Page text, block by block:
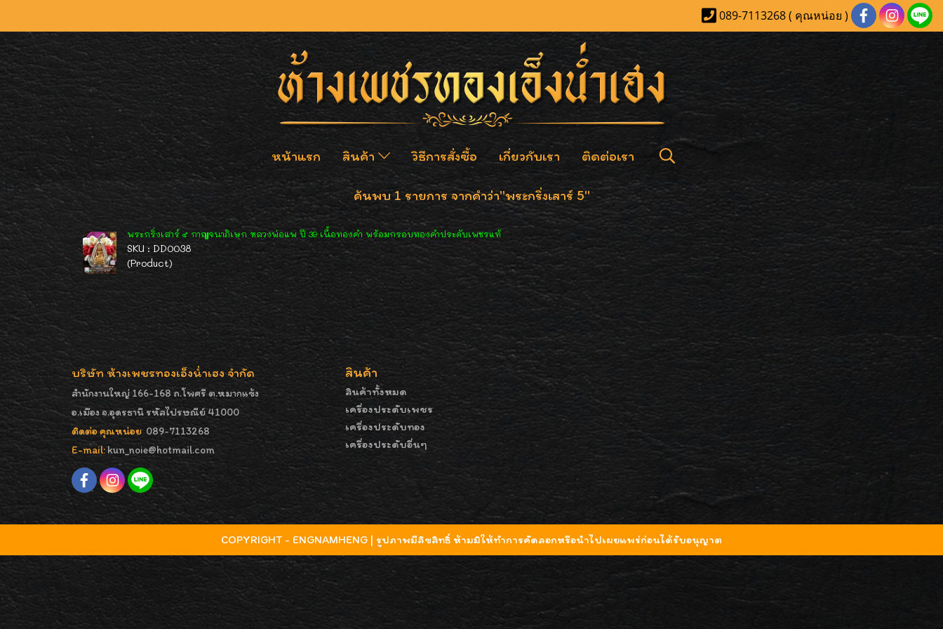
089-7113268 ( คุณหน่อย )
หน้าแรก สินค้า วิธีการสั่งซื้อ เกี่ยวกับเรา ติดต่อเรา
ค้นพบ 1 รายการ จากคำว่า"พระกริ่งเสาร์ 5"
พระกริ่งเสาร์ ๕ กาญจนาภิเษก หลวงพ่อแพ ปี 39 เนื้อทองคำ พร้อมกรอบทองคำประดับเพชรแท้
SKU : DD0038
(Product)
บริษัท ห้างเพชรทองเอ็งน่ำเฮง จำกัด
สำนักงานใหญ่ 166-168 ถ.โพศรี ต.หมากแข้ง
อ.เมือง จ.อุดรธานี รหัสไปรษณีย์ 41000
ติดต่อ คุณหน่อย 089-7113268
E-mail:kun_noie@hotmail.com
สินค้า
สินค้าทั้งหมด
เครื่องประดับเพชร
เครื่องประดับทอง
เครื่องประดับอื่นๆ
COPYRIGHT - ENGNAMHENG | รูปภาพมีลิขสิทธิ์ ห้ามมิให้ทำการคัดลอกหรือนำไปเผยแพร่ก่อนได้รับอนุญาต